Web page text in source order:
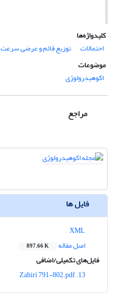
کلیدواژه‌ها
احتمالات
توزیع قائم و عرضی سرعت
موضوعات
اکوهیدرولوژی
مراجع
فایل ها
اصل مقاله
897.66 K
فایل‌های تکمیلی/اضافی
13. Zahiri 791-802.pdf